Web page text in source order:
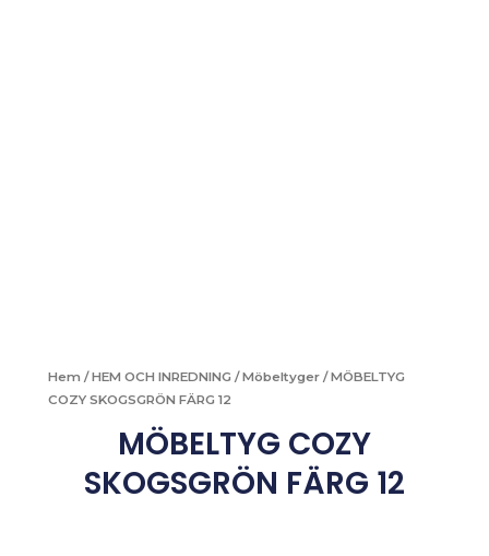
Hem /HEM OCH INREDNING /Möbeltyger / MÖBELTYG
COZY SKOGSGRÖN FÄRG 12
MÖBELTYG COZY
SKOGSGRÖN FÄRG 12